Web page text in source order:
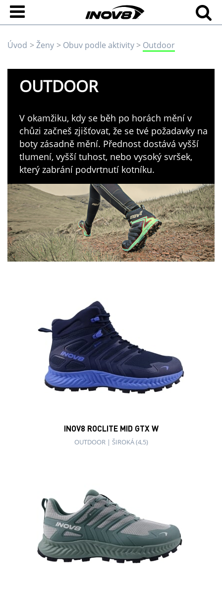
Úvod Ženy Obuv podle aktivity Outdoor
OUTDOOR
V okamžiku, kdy se běh po horách mění v
chůzi začneš zjišťovat, že se tvé požadavky na
boty zásadně mění. Přednost dostává vyšší
tlumení, vyšší tuhost, nebo vysoký svršek,
který zabrání podvrtnutí kotníku.
INOV8 ROCLITE MID GTX W
OUTDOOR | ŠIROKÁ (4,5)